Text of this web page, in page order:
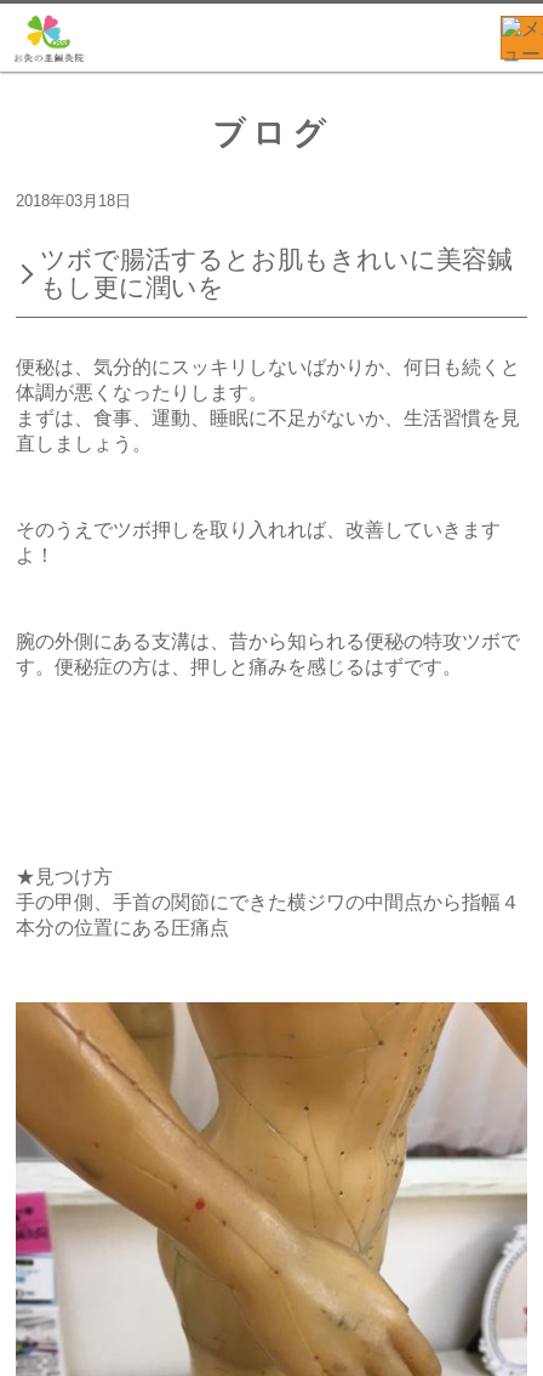
ブログ
2018年03月18日
ツボで腸活するとお肌もきれいに美容鍼
もし更に潤いを
便秘は、気分的にスッキリしないばかりか、何日も続くと
体調が悪くなったりします。
まずは、食事、運動、睡眠に不足がないか、生活習慣を見
直しましょう。
そのうえでツボ押しを取り入れれば、改善していきます
よ！
腕の外側にある支溝は、昔から知られる便秘の特攻ツボで
す。便秘症の方は、押しと痛みを感じるはずです。
★見つけ方
手の甲側、手首の関節にできた横ジワの中間点から指幅４
本分の位置にある圧痛点